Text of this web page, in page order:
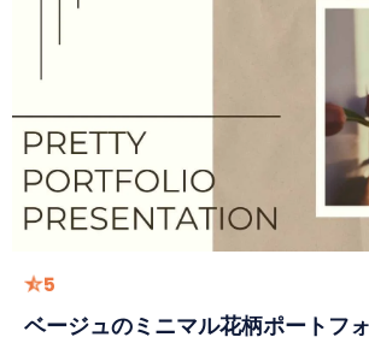
5
ベージュのミニマル花柄ポートフ